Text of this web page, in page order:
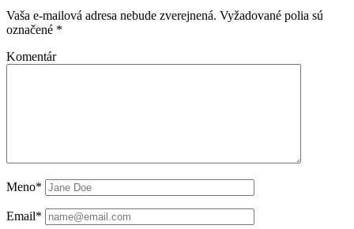
Vaša e-mailová adresa nebude zverejnená. Vyžadované polia sú
označené *
Komentár
Meno*
Email*